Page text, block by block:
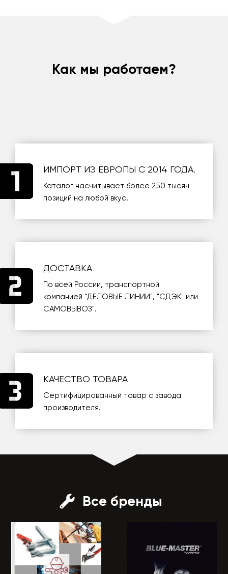
Как мы работаем?
ИМПОРТ ИЗ ЕВРОПЫ С 2014 ГОДА.
Каталог насчитывает более 250 тысяч
позиций на любой вкус.
ДОСТАВКА
По всей России, транспортной
компанией "ДЕЛОВЫЕ ЛИНИИ", "СДЭК" или
САМОВЫВОЗ".
КАЧЕСТВО ТОВАРА
Сертифицированный товар с завода
производителя.
Все бренды